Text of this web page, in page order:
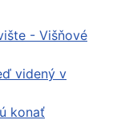
- Višňové
videný v
konať